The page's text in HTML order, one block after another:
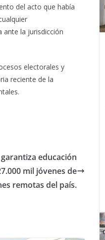
del acto que había
ante la jurisdicción
electorales y
reciente de la
educación
mil jóvenes de
remotas del país.